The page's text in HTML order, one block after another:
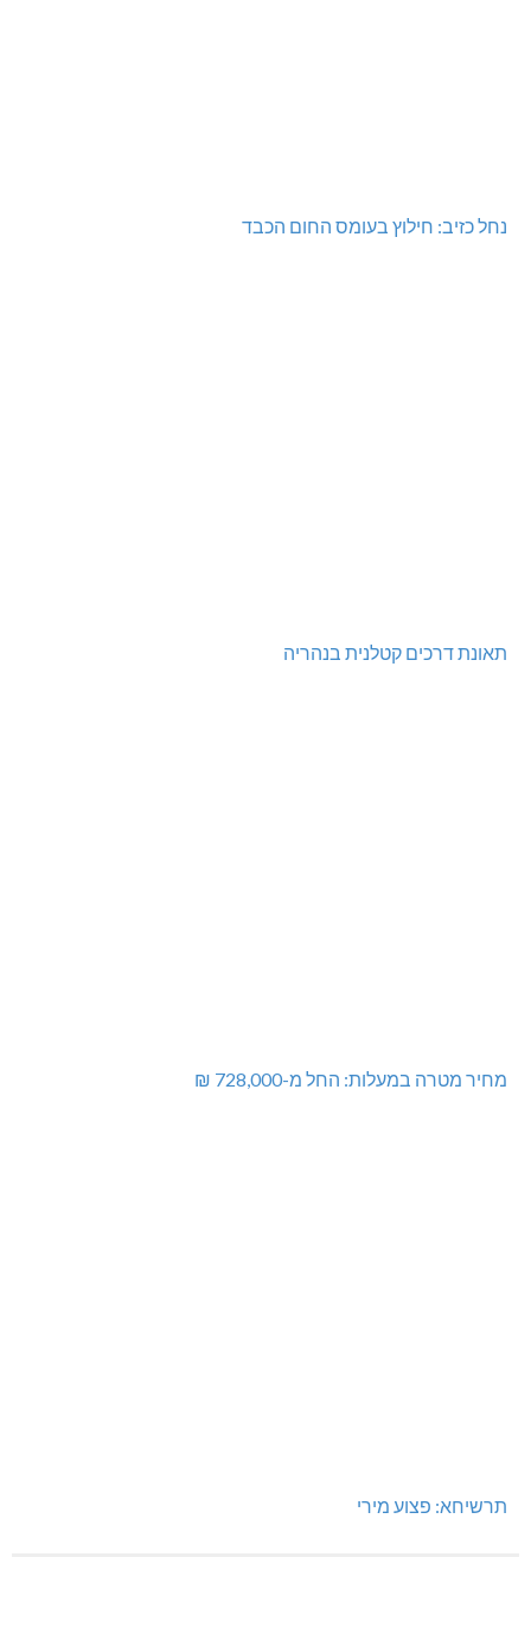
נחל כזיב: חילוץ בעומס החום הכבד
תאונת דרכים קטלנית בנהריה
מחיר מטרה במעלות: החל מ-728,000 ₪
תרשיחא: פצוע מירי